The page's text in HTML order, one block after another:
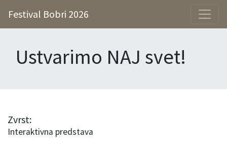
Festival Bobri 2026
Ustvarimo NAJ svet!
Zvrst:
Interaktivna predstava